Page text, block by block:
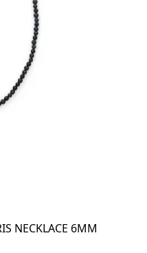
NECKLACE 6MM